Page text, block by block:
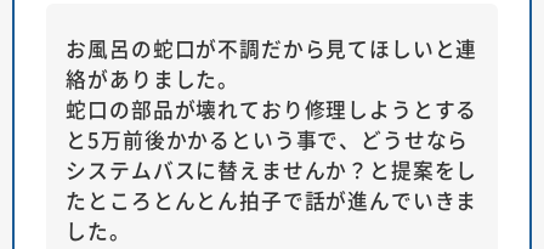
お風呂の蛇口が不調だから見てほしいと連
絡がありました。
蛇口の部品が壊れており修理しようとする
と5万前後かかるという事で、どうせなら
システムバスに替えませんか？と提案をし
たところとんとん拍子で話が進んでいきま
した。